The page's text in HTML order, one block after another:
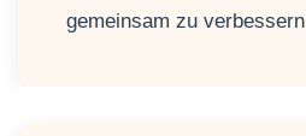
gemeinsam zu